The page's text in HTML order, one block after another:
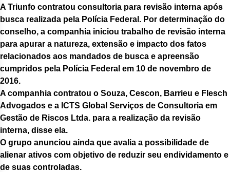
A Triunfo contratou consultoria para revisão interna após
busca realizada pela Polícia Federal. Por determinação do
conselho, a companhia iniciou trabalho de revisão interna
para apurar a natureza, extensão e impacto dos fatos
relacionados aos mandados de busca e apreensão
cumpridos pela Polícia Federal em 10 de novembro de
2016.
A companhia contratou o Souza, Cescon, Barrieu e Flesch
Advogados e a ICTS Global Serviços de Consultoria em
Gestão de Riscos Ltda. para a realização da revisão
interna, disse ela.
O grupo anunciou ainda que avalia a possibilidade de
alienar ativos com objetivo de reduzir seu endividamento e
de suas controladas.